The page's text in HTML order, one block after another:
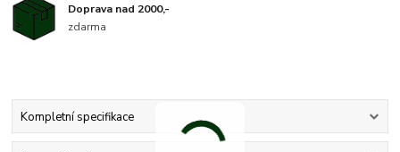
Doprava nad 2000,-
zdarma
Kompletní specifikace